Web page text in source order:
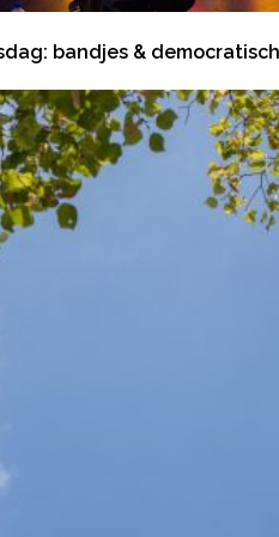
bandjes &